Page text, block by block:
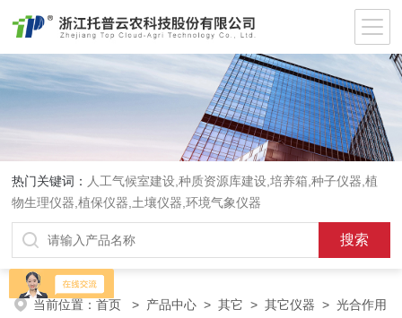
热门关键词： 人工气候室建设,种质资源库建设,培养箱,种子仪器,植
物生理仪器,植保仪器,土壤仪器,环境气象仪器
当前位置：首页 > 产品中心 >其它 >其它仪器 > 光合作用